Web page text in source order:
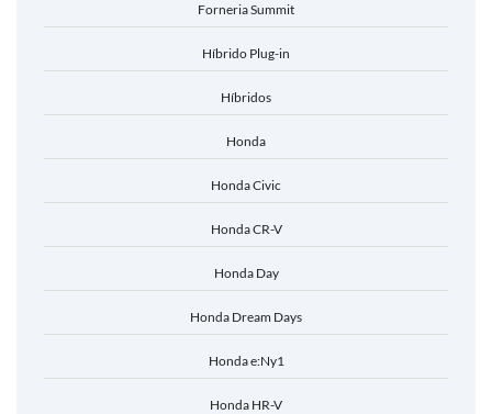
Forneria Summit
Híbrido Plug-in
Híbridos
Honda
Honda Civic
Honda CR-V
Honda Day
Honda Dream Days
Honda e:Ny1
Honda HR-V